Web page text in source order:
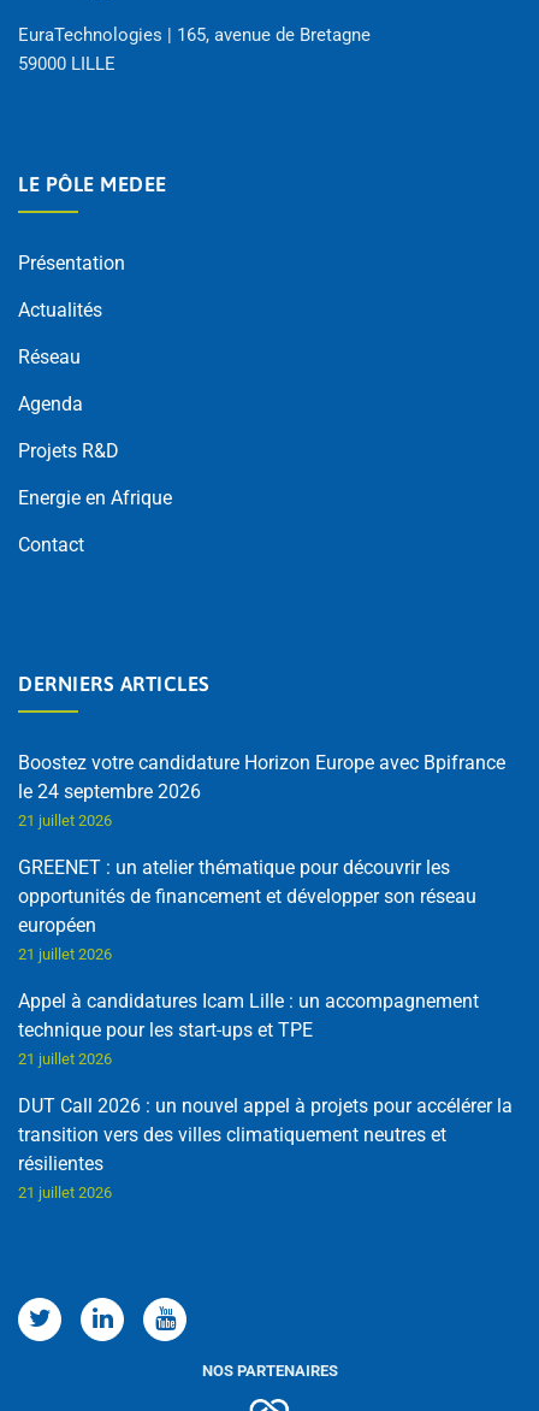
EuraTechnologies | 165, avenue de Bretagne
59000 LILLE
LE PÔLE MEDEE
Présentation
Actualités
Réseau
Agenda
Projets R&D
Energie en Afrique
Contact
DERNIERS ARTICLES
Boostez votre candidature Horizon Europe avec Bpifrance
le 24 septembre 2026
21 juillet 2026
GREENET : un atelier thématique pour découvrir les
opportunités de financement et développer son réseau
européen
21 juillet 2026
Appel à candidatures Icam Lille : un accompagnement
technique pour les start-ups et TPE
21 juillet 2026
DUT Call 2026 : un nouvel appel à projets pour accélérer la
transition vers des villes climatiquement neutres et
résilientes
21 juillet 2026